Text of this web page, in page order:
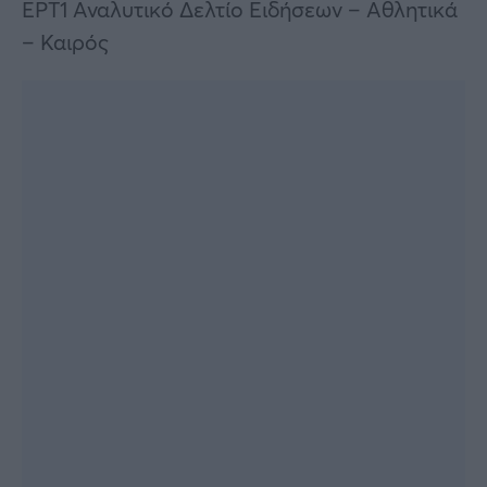
ΕΡΤ1 Αναλυτικό Δελτίο Ειδήσεων – Αθλητικά
– Καιρός